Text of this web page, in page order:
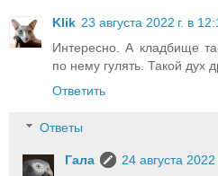
Klik 23 августа 2022 г. в
Интересно. А кладбище
по нему гулять. Такой дух
Ответить
Ответы
Гала
24 августа 2022